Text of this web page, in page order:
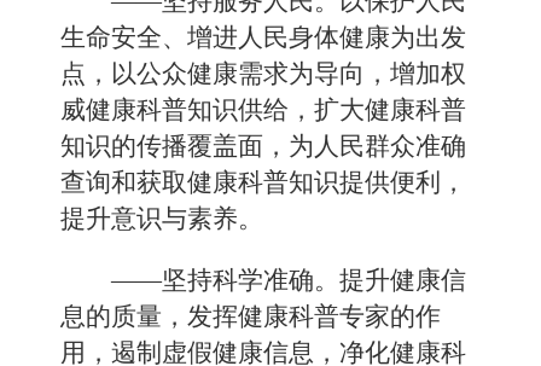
生命安全、增进人民身体健康为出发
点，以公众健康需求为导向，增加权
威健康科普知识供给，扩大健康科普
知识的传播覆盖面，为人民群众准确
查询和获取健康科普知识提供便利，
提升意识与素养。
——坚持科学准确。提升健康信
息的质量，发挥健康科普专家的作
用，遏制虚假健康信息，净化健康科